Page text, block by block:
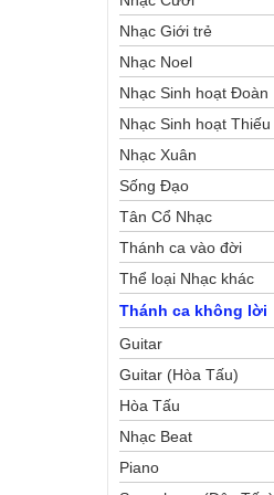
Nhạc Giới trẻ
Nhạc Noel
Nhạc Sinh hoạt Đoàn
Thể Công Giáo
Nhạc Sinh hoạt Thiếu
Nhi
Nhạc Xuân
Sống Đạo
Tân Cổ Nhạc
Thánh ca vào đời
Thể loại Nhạc khác
Thánh ca không lời
Guitar
Guitar (Hòa Tấu)
Hòa Tấu
Nhạc Beat
Piano